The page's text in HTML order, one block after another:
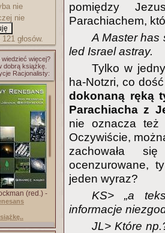
nie
nie
głosów.
więcej?
dobrą książkę.
Racjonalisty:
(red.) -
pomiędzy
Parachiachem,
A Master has
led Israel astray.
Tylko w
ha-Notzri, co
dokonaną ręką
Parachiacha z
nie oznacza też
Oczywiście,
zachowała
ocenzurowane,
jeden wyraz?
KS> „a
informacje
JL> Które